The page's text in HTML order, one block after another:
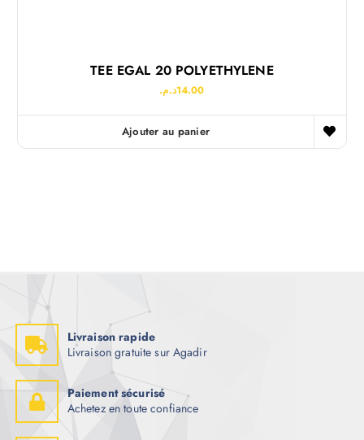
TEE EGAL 20 POLYETHYLENE
14.00د.م.
Ajouter au panier
Livraison rapide
Livraison gratuite sur Agadir
Paiement sécurisé
Achetez en toute confiance